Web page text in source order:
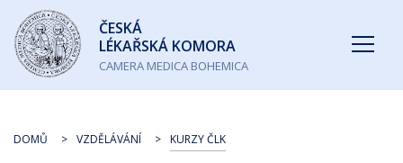
Česká
lékařská
komora
ČESKÁ
LÉKAŘSKÁ KOMORA
CAMERA MEDICA BOHEMICA
DOMŮ VZDĚLÁVÁNÍ KURZY ČLK